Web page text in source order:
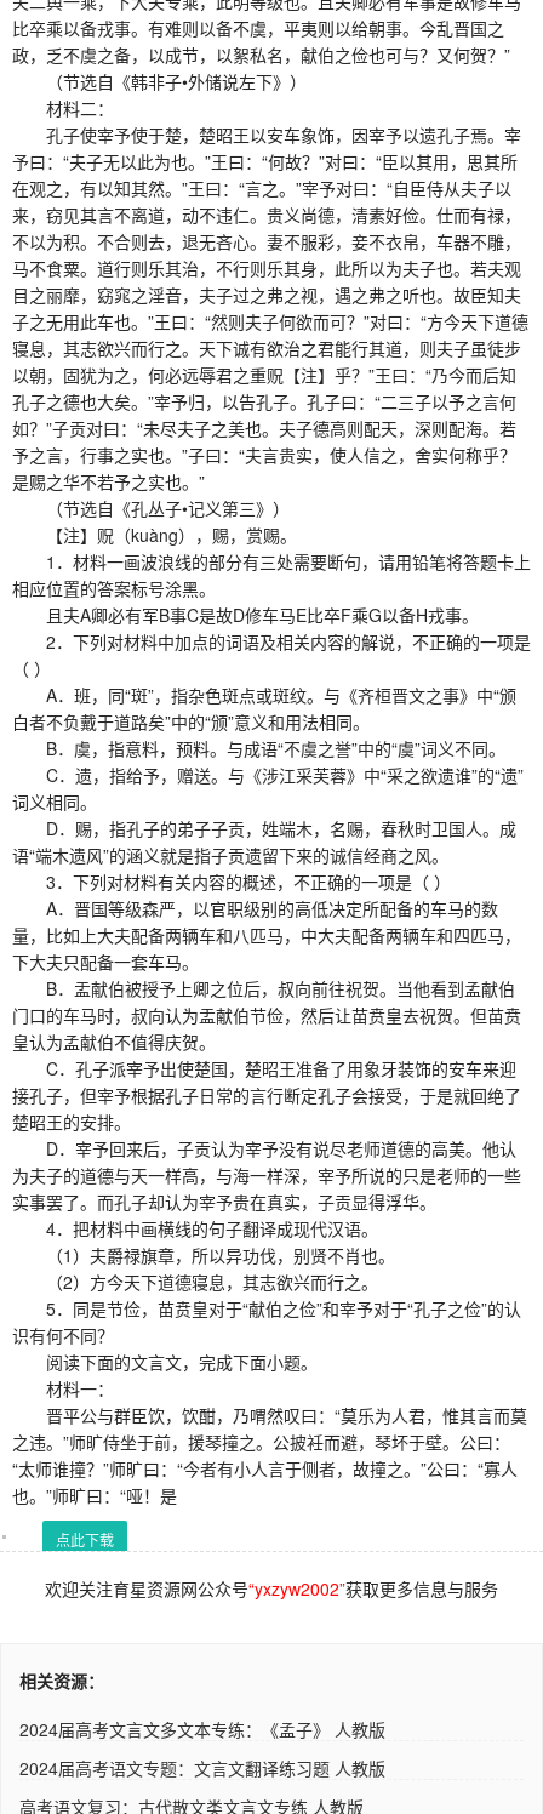
比卒乘以备戎事。有难则以备不虞，平夷则以给朝事。今乱晋国之
政，乏不虞之备，以成节，以絮私名，献伯之俭也可与？又何贺？”
（节选自《韩非子•外储说左下》）
材料二：
孔子使宰予使于楚，楚昭王以安车象饰，因宰予以遗孔子焉。宰
予曰：“夫子无以此为也。”王曰：“何故？”对曰：“臣以其用，思其所
在观之，有以知其然。”王曰：“言之。”宰予对曰：“自臣侍从夫子以
来，窃见其言不离道，动不违仁。贵义尚德，清素好俭。仕而有禄，
不以为积。不合则去，退无吝心。妻不服彩，妾不衣帛，车器不雕，
马不食粟。道行则乐其治，不行则乐其身，此所以为夫子也。若夫观
目之丽靡，窈窕之淫音，夫子过之弗之视，遇之弗之听也。故臣知夫
子之无用此车也。”王曰：“然则夫子何欲而可？”对曰：“方今天下道德
寝息，其志欲兴而行之。天下诚有欲治之君能行其道，则夫子虽徒步
以朝，固犹为之，何必远辱君之重贶【注】乎？”王曰：“乃今而后知
孔子之德也大矣。”宰予归，以告孔子。孔子曰：“二三子以予之言何
如？”子贡对曰：“未尽夫子之美也。夫子德高则配天，深则配海。若
予之言，行事之实也。”子曰：“夫言贵实，使人信之，舍实何称乎？
是赐之华不若予之实也。”
（节选自《孔丛子•记义第三》）
【注】贶（kuàng），赐，赏赐。
1．材料一画波浪线的部分有三处需要断句，请用铅笔将答题卡上
相应位置的答案标号涂黑。
且夫A卿必有军B事C是故D修车马E比卒F乘G以备H戎事。
2．下列对材料中加点的词语及相关内容的解说，不正确的一项是
（ ）
A．班，同“斑”，指杂色斑点或斑纹。与《齐桓晋文之事》中“颁
白者不负戴于道路矣”中的“颁”意义和用法相同。
B．虞，指意料，预料。与成语“不虞之誉”中的“虞”词义不同。
C．遗，指给予，赠送。与《涉江采芙蓉》中“采之欲遗谁”的“遗”
词义相同。
D．赐，指孔子的弟子子贡，姓端木，名赐，春秋时卫国人。成
语“端木遗风”的涵义就是指子贡遗留下来的诚信经商之风。
3．下列对材料有关内容的概述，不正确的一项是（ ）
A．晋国等级森严，以官职级别的高低决定所配备的车马的数
量，比如上大夫配备两辆车和八匹马，中大夫配备两辆车和四匹马，
下大夫只配备一套车马。
B．盂献伯被授予上卿之位后，叔向前往祝贺。当他看到孟献伯
门口的车马时，叔向认为盂献伯节俭，然后让苗贲皇去祝贺。但苗贲
皇认为孟献伯不值得庆贺。
C．孔子派宰予出使楚国，楚昭王准备了用象牙装饰的安车来迎
接孔子，但宰予根据孔子日常的言行断定孔子会接受，于是就回绝了
楚昭王的安排。
D．宰予回来后，子贡认为宰予没有说尽老师道德的高美。他认
为夫子的道德与天一样高，与海一样深，宰予所说的只是老师的一些
实事罢了。而孔子却认为宰予贵在真实，子贡显得浮华。
4．把材料中画横线的句子翻译成现代汉语。
（1）夫爵禄旗章，所以异功伐，别贤不肖也。
（2）方今天下道德寝息，其志欲兴而行之。
5．同是节俭，苗贲皇对于“献伯之俭”和宰予对于“孔子之俭”的认
识有何不同？
阅读下面的文言文，完成下面小题。
材料一：
晋平公与群臣饮，饮酣，乃喟然叹曰：“莫乐为人君，惟其言而莫
之违。”师旷侍坐于前，援琴撞之。公披衽而避，琴坏于壁。公曰：
“太师谁撞？”师旷曰：“今者有小人言于侧者，故撞之。”公曰：“寡人
也。”师旷曰：“哑！是
点此下载
欢迎关注育星资源网公众号“yxzyw2002”获取更多信息与服务
相关资源：
2024届高考文言文多文本专练：《孟子》 人教版
2024届高考语文专题：文言文翻译练习题 人教版
高考语文复习：古代散文类文言文专练 人教版